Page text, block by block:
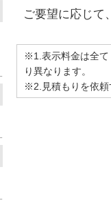
ご要望に応じて
※1.表示料金は全て
り異なります。
※2.見積もりを依頼